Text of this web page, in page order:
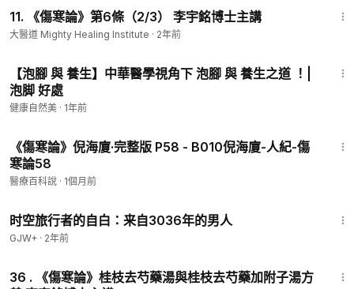
【廣東話】https://youtu.be/Hf9V4Kxhgho
【普通話】https://youtu.be/8OQ5rdMC6iI
【廣東話】
【普通話】https://youtu.be/BCkAaA6FrFk
【廣東話】
【普通話】https://youtu.be/BDO-zoaXhtk
【廣東話】https://youtu.be/Hkd2mtRlS2Y
【普通話】https://youtu.be/HH_M2q8b4KU
11. 《傷寒論》第6條（2/3） 李宇銘博士主講
大醫道 Mighty Healing Institute · 2年前
【泡腳 與 養生】中華醫學視角下 泡腳 與 養生之道 ！|
泡脚 好處
健康自然美 · 1年前
《傷寒論》倪海廈·完整版 P58 - B010倪海廈-人紀-傷
寒論58
醫療百科說 · 1個月前
时空旅行者的自白：来自3036年的男人
GJW+ · 2年前
36 . 《傷寒論》桂枝去芍藥湯與桂枝去芍藥加附子湯方